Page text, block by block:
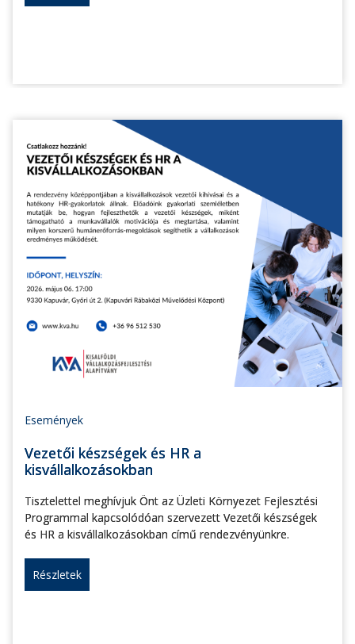
Események
Vezetői készségek és HR a
kisvállalkozásokban
Tisztelettel meghívjuk Önt az Üzleti Környezet Fejlesztési
Programmal kapcsolódóan szervezett Vezetői készségek
és HR a kisvállalkozásokban című rendezvényünkre.
Részletek